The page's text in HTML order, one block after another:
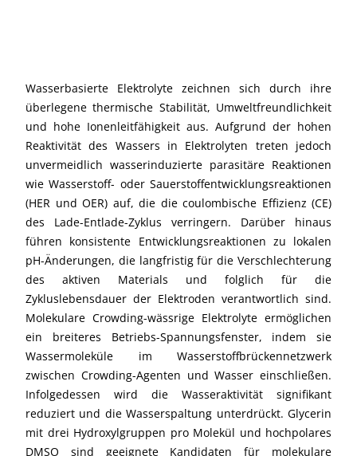
Wasserbasierte Elektrolyte zeichnen sich durch ihre
überlegene thermische Stabilität, Umweltfreundlichkeit
und hohe Ionenleitfähigkeit aus. Aufgrund der hohen
Reaktivität des Wassers in Elektrolyten treten jedoch
unvermeidlich wasserinduzierte parasitäre Reaktionen
wie Wasserstoff- oder Sauerstoffentwicklungsreaktionen
(HER und OER) auf, die die coulombische Effizienz (CE)
des Lade-Entlade-Zyklus verringern. Darüber hinaus
führen konsistente Entwicklungsreaktionen zu lokalen
pH-Änderungen, die langfristig für die Verschlechterung
des aktiven Materials und folglich für die
Zykluslebensdauer der Elektroden verantwortlich sind.
Molekulare Crowding-wässrige Elektrolyte ermöglichen
ein breiteres Betriebs-Spannungsfenster, indem sie
Wassermoleküle im Wasserstoffbrückennetzwerk
zwischen Crowding-Agenten und Wasser einschließen.
Infolgedessen wird die Wasseraktivität signifikant
reduziert und die Wasserspaltung unterdrückt. Glycerin
mit drei Hydroxylgruppen pro Molekül und hochpolares
DMSO sind geeignete Kandidaten für molekulare